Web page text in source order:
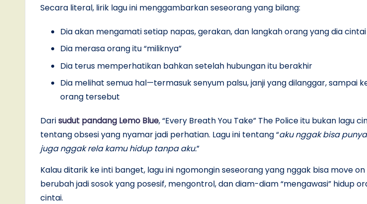
Secara literal, lirik lagu ini menggambarkan seseorang yang bilang:
Dia akan mengamati setiap napas, gerakan, dan langkah orang yang dia cintai
Dia merasa orang itu “miliknya”
Dia terus memperhatikan bahkan setelah hubungan itu berakhir
Dia melihat semua hal—termasuk senyum palsu, janji yang dilanggar, sampai
orang tersebut
Darisudut pandang Lemo Blue, “Every Breath You Take” The Police itu bukan lagu
tentang obsesi yang nyamar jadi perhatian. Lagu ini tentang “aku nggak bisa
juga nggak rela kamu hidup tanpa aku.”
Kalau ditarik ke inti banget, lagu ini ngomongin seseorang yang nggak bisa move
berubah jadi sosok yang posesif, mengontrol, dan diam-diam “mengawasi” hidup
cintai.